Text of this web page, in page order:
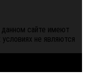
сайте имеют
не являются